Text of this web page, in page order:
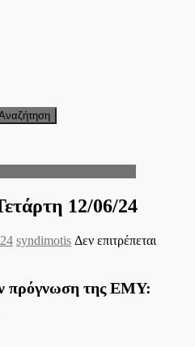
12/06/24
Author
syndimotis Δεν επιτρέπεται
πρόγνωση της ΕΜΥ: